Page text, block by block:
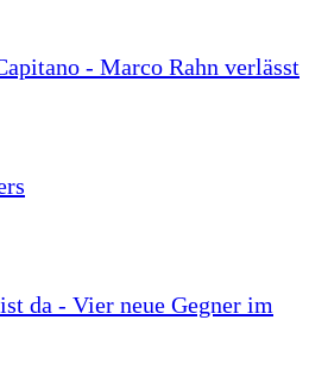
- Marco Rahn verlässt
da - Vier neue Gegner im